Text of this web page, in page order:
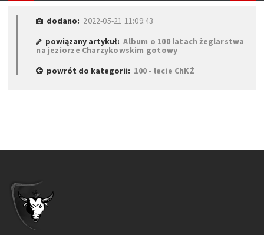
dodano: 2022-05-21 11:09:43
powiązany artykuł:Album o 100 latach żeglarstwa
na jeziorze Charzykowskim gotowy
powrót do kategorii: 100 - lecie ChKŻ